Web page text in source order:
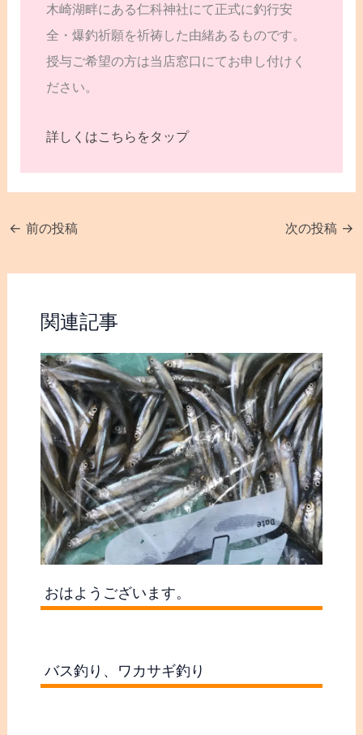
木崎湖畔にある仁科神社にて正式に釣行安
全・爆釣祈願を祈祷した由緒あるものです。
授与ご希望の方は当店窓口にてお申し付けく
ださい。
詳しくはこちらをタップ
← 前の投稿 次の投稿 →
関連記事
おはようございます。
バス釣り、ワカサギ釣り